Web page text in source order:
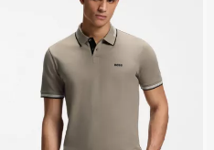
Contact et service
Magasins
Langue (